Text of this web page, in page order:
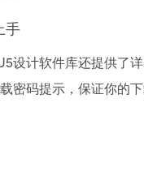
手
设计软件库还提供了
密码提示，保证你的